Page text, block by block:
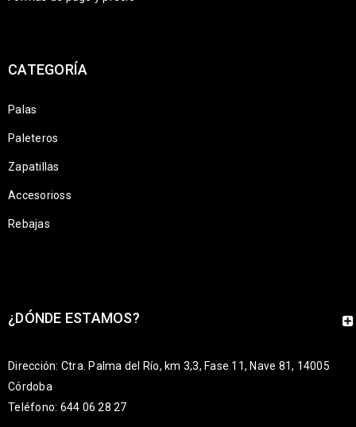
CATEGORÍA
Palas
Paleteros
Zapatillas
Accesorioss
Rebajas
¿DÓNDE ESTAMOS?
Dirección: Ctra. Palma del Río, km 3,3, Fase 11, Nave 81, 14005
Córdoba
Teléfono: 644 06 28 27